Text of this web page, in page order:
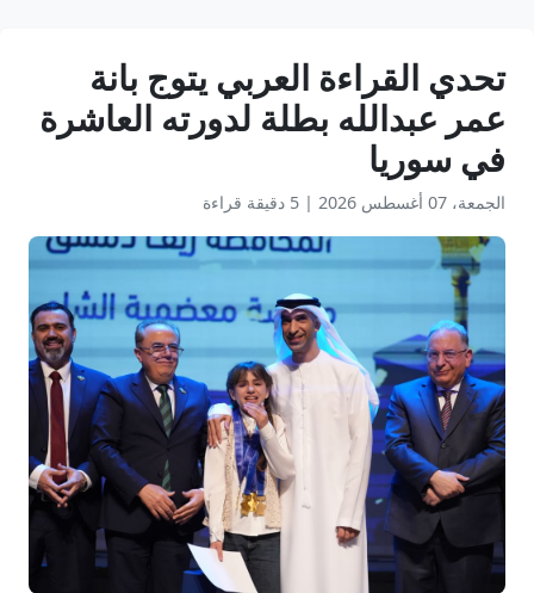
تحدي القراءة العربي يتوج بانة
عمر عبدالله بطلة لدورته العاشرة
في سوريا
الجمعة، 07 أغسطس 2026 | 5 دقيقة قراءة